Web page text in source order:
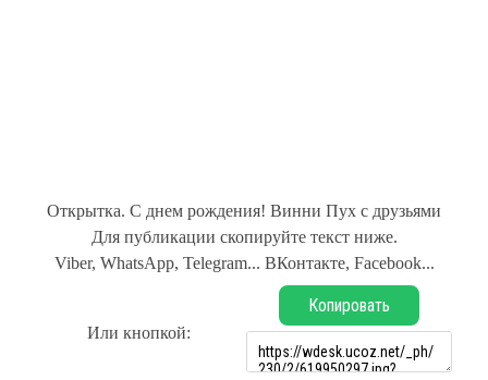
Открытка. С днем рождения! Винни Пух с друзьями
Для публикации скопируйте текст ниже.
Viber, WhatsApp, Telegram... ВКонтакте, Facebook...
Или кнопкой:
Копировать